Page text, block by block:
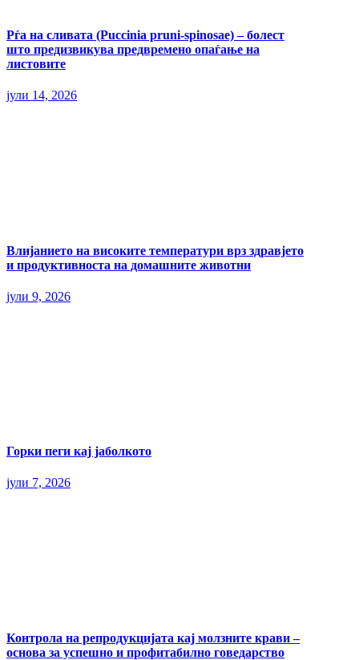
Рѓа на сливата (Puccinia pruni-spinosae) – болест
што предизвикува предвремено опаѓање на
листовите
јули 14, 2026
Влијанието на високите температури врз здравјето
и продуктивноста на домашните животни
јули 9, 2026
Горки пеги кај јаболкото
јули 7, 2026
Контрола на репродукцијата кај молзните крави –
основа за успешно и профитабилно говедарство